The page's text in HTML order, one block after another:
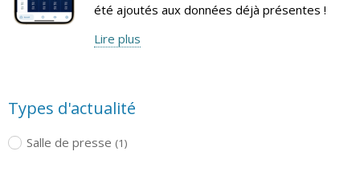
été ajoutés aux données déjà présentes !
Lire plus
Types d'actualité
Salle de presse (1)